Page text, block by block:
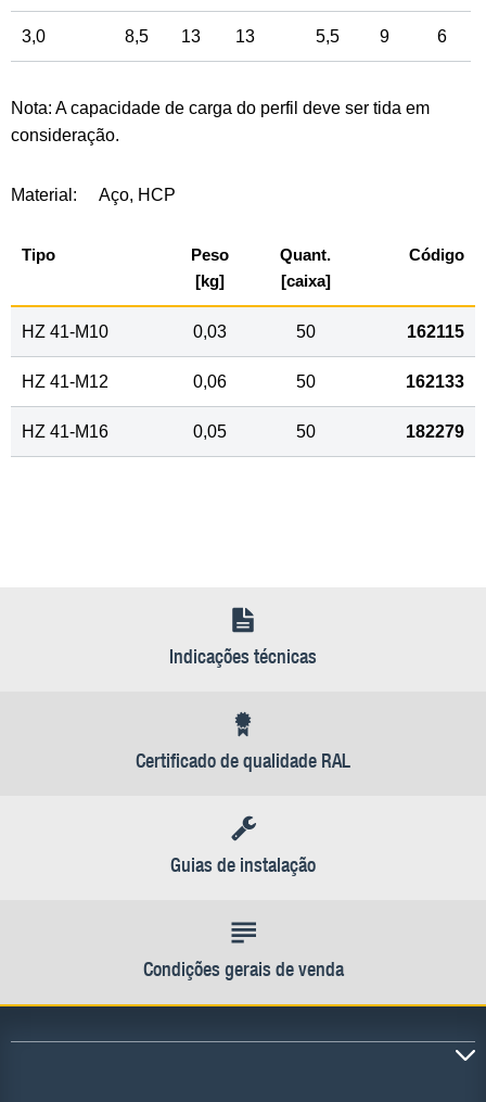
3,0 8,5 13 13 5,5 9 6
Nota: A capacidade de carga do perfil deve ser tida em
consideração.
Material: Aço, HCP
Tipo
Peso
[kg]
Quant.
[caixa]
Código
HZ 41-M10 0,03 50 162115
HZ 41-M12 0,06 50 162133
HZ 41-M16 0,05 50 182279
Indicações técnicas
Certificado de qualidade RAL
Guias de instalação
Condições gerais de venda